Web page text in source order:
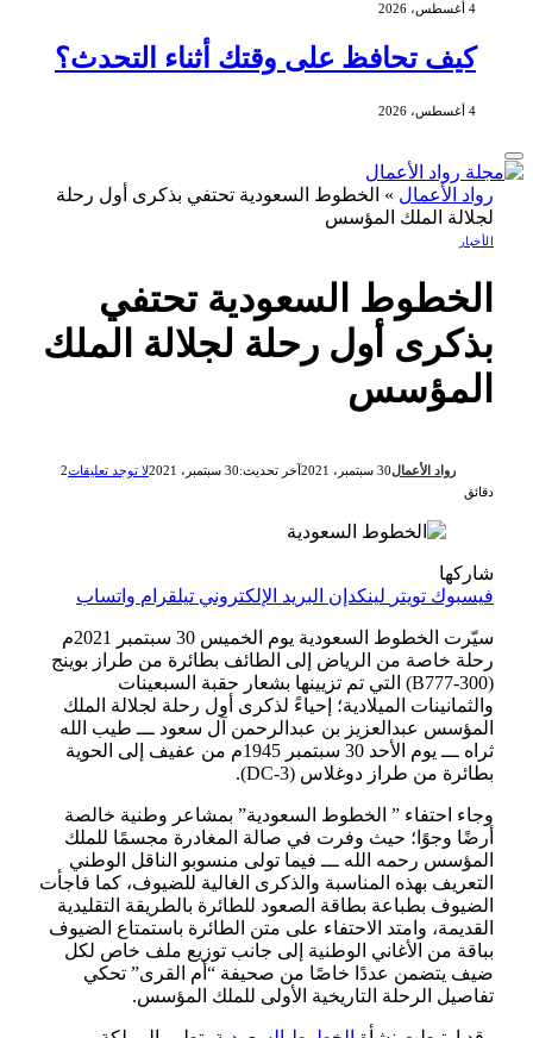
4 أغسطس، 2026
كيف تحافظ على وقتك أثناء التحدث؟
4 أغسطس، 2026
رواد الأعمال» الخطوط السعودية تحتفي بذكرى أول رحلة
لجلالة الملك المؤسس
الأخبار
الخطوط السعودية تحتفي
بذكرى أول رحلة لجلالة الملك
المؤسس
رواد الأعمال30 سبتمبر، 2021 آخر تحديث:30 سبتمبر، 2021 لا توجد تعليقات2
دقائق
شاركها
فيسبوك تويتر لينكدإن البريد الإلكتروني تيلقرام واتساب
سيّرت الخطوط السعودية يوم الخميس 30 سبتمبر 2021م
رحلة خاصة من الرياض إلى الطائف بطائرة من طراز بوينج
(B777-300) التي تم تزيينها بشعار حقبة السبعينات
والثمانينات الميلادية؛ إحياءً لذكرى أول رحلة لجلالة الملك
المؤسس عبدالعزيز بن عبدالرحمن آل سعود ـــ طيب الله
ثراه ـــ يوم الأحد 30 سبتمبر 1945م من عفيف إلى الحوية
بطائرة من طراز دوغلاس (DC-3).
وجاء احتفاء ” الخطوط السعودية” بمشاعر وطنية خالصة
أرضًا وجوًا؛ حيث وفرت في صالة المغادرة مجسمًا للملك
المؤسس رحمه الله ـــ فيما تولى منسوبو الناقل الوطني
التعريف بهذه المناسبة والذكرى الغالية للضيوف، كما فاجأت
الضيوف بطباعة بطاقة الصعود للطائرة بالطريقة التقليدية
القديمة، وامتد الاحتفاء على متن الطائرة باستمتاع الضيوف
بباقة من الأغاني الوطنية إلى جانب توزيع ملف خاص لكل
ضيف يتضمن عددًا خاصًا من صحيفة “أم القرى” تحكي
تفاصيل الرحلة التاريخية الأولى للملك المؤسس.